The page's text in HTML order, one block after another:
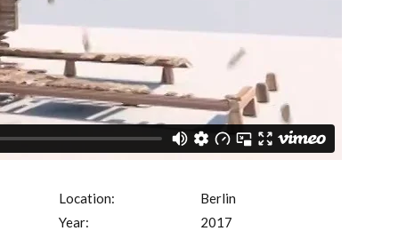
Location:
Berlin
Year:
2017